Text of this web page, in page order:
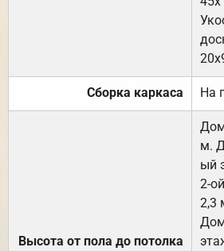
Сборка каркаса На
Высота от пола до потолка
м.
ый
2-
2,3